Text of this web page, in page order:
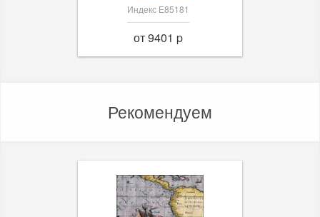
Индекс Е85181
от 9401 p
Рекомендуем